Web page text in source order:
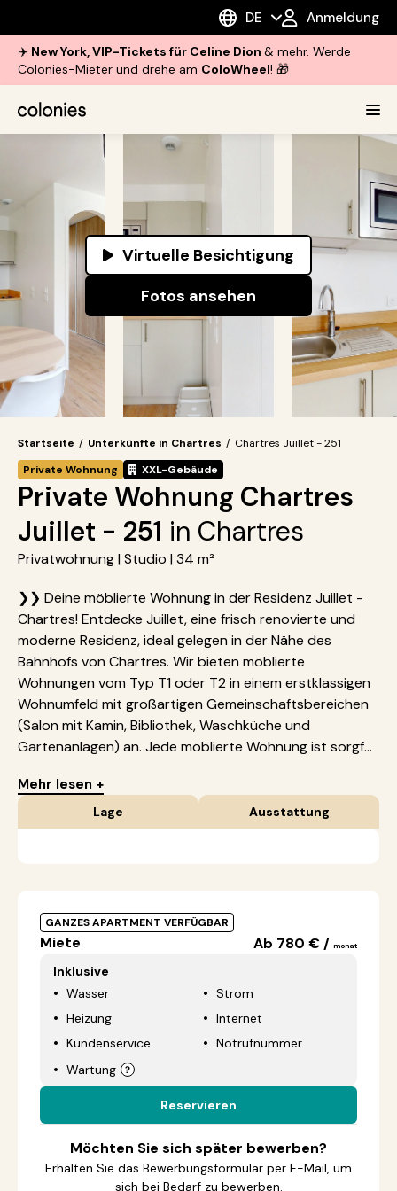
DE Anmeldung
✈️ New York, VIP-Tickets für Celine Dion & mehr. Werde
Colonies-Mieter und drehe am ColoWheel! 🎁
Virtuelle Besichtigung
Fotos ansehen
Startseite / Unterkünfte in Chartres / Chartres Juillet - 251
Private Wohnung
XXL-Gebäude
Private Wohnung Chartres
Juillet - 251 in Chartres
Privatwohnung | Studio | 34 m²
❯❯ Deine möblierte Wohnung in der Residenz Juillet -
Chartres! Entdecke Juillet, eine frisch renovierte und
moderne Residenz, ideal gelegen in der Nähe des
Bahnhofs von Chartres. Wir bieten möblierte
Wohnungen vom Typ T1 oder T2 in einem erstklassigen
Wohnumfeld mit großartigen Gemeinschaftsbereichen
(Salon mit Kamin, Bibliothek, Waschküche und
Gartenanlagen) an. Jede möblierte Wohnung ist sorgf...
Mehr lesen +
Lage Ausstattung
GANZES APARTMENT VERFÜGBAR
Miete Ab 780 € / monat
Inklusive
Wasser
Strom
Heizung
Internet
Kundenservice
Notrufnummer
Wartung
Reservieren
Möchten Sie sich später bewerben?
Erhalten Sie das Bewerbungsformular per E-Mail, um
sich bei Bedarf zu bewerben.